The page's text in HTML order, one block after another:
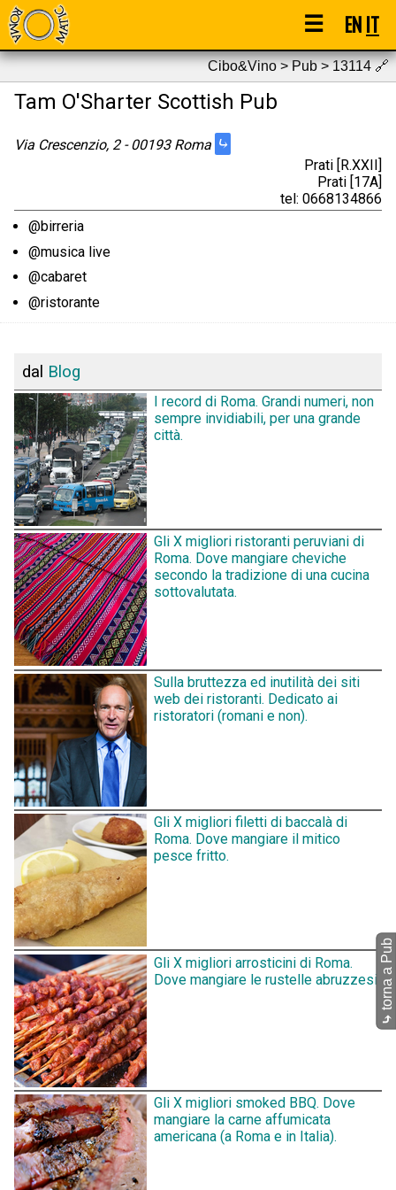
☰ ENIT
Cibo&Vino > Pub > 13114🔗
Tam O'Sharter Scottish Pub
Via Crescenzio, 2 - 00193 Roma ⤷
Prati [R.XXII]
Prati [17A]
tel: 0668134866
@birreria
@musica live
@cabaret
@ristorante
dal Blog
I record di Roma. Grandi numeri, non
sempre invidiabili, per una grande
città.
Gli X migliori ristoranti peruviani di
Roma. Dove mangiare cheviche
secondo la tradizione di una cucina
sottovalutata.
Sulla bruttezza ed inutilità dei siti
web dei ristoranti. Dedicato ai
ristoratori (romani e non).
Gli X migliori filetti di baccalà di
Roma. Dove mangiare il mitico
pesce fritto.
Gli X migliori arrosticini di Roma.
Dove mangiare le rustelle abruzzesi.
Gli X migliori smoked BBQ. Dove
mangiare la carne affumicata
americana (a Roma e in Italia).
⤷
torna a Pub